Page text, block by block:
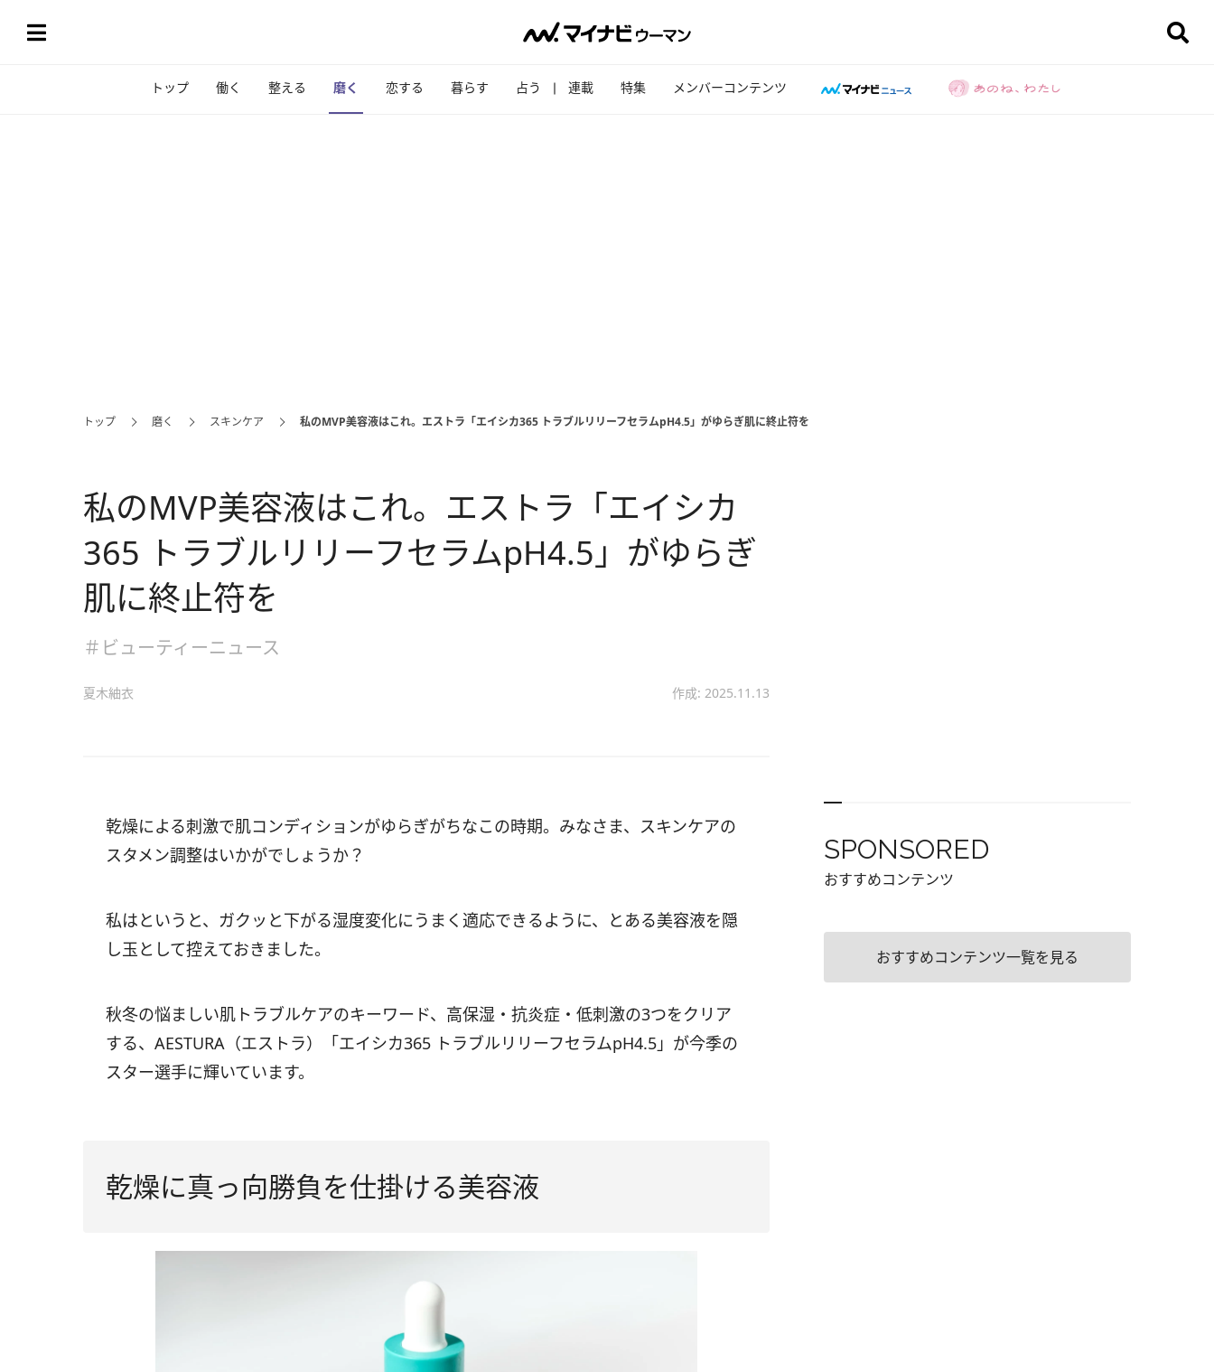
トップ 働く 整える 磨く 恋する 暮らす 占う 連載 特集 メンバーコンテンツ
トップ 磨く スキンケア 私のMVP美容液はこれ。エストラ「エイシカ365 トラブルリリーフセラムpH4.5」がゆらぎ肌に終止符を
私のMVP美容液はこれ。エストラ「エイシカ
365 トラブルリリーフセラムpH4.5」がゆらぎ
肌に終止符を
＃ビューティーニュース
夏木紬衣 作成: 2025.11.13
乾燥による刺激で肌コンディションがゆらぎがちなこの時期。みなさま、スキンケアの
スタメン調整はいかがでしょうか？
私はというと、ガクッと下がる湿度変化にうまく適応できるように、とある美容液を隠
し玉として控えておきました。
秋冬の悩ましい肌トラブルケアのキーワード、高保湿・抗炎症・低刺激の3つをクリア
する、AESTURA（エストラ）「エイシカ365 トラブルリリーフセラムpH4.5」が今季の
スター選手に輝いています。
乾燥に真っ向勝負を仕掛ける美容液
SPONSORED
おすすめコンテンツ
おすすめコンテンツ一覧を見る